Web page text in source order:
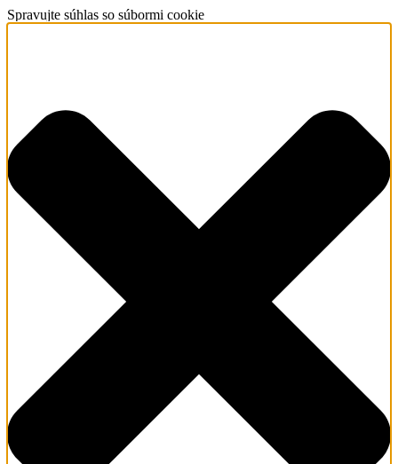
Spravujte súhlas so súbormi cookie